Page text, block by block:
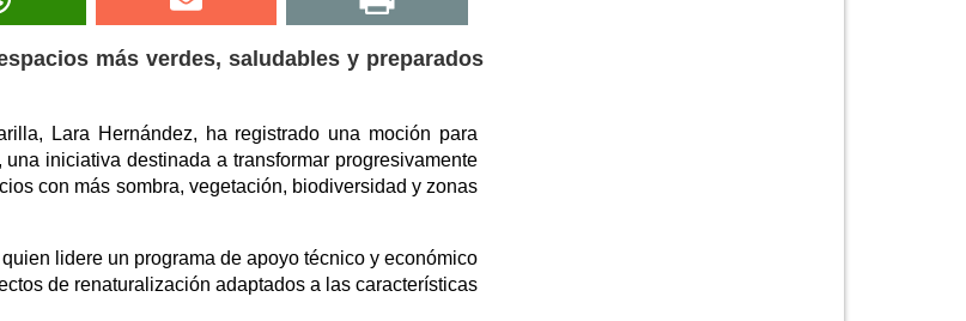
más verdes, saludables y preparados
Lara Hernández, ha registrado una moción para
iniciativa destinada a transformar progresivamente
con más sombra, vegetación, biodiversidad y zonas
lidere un programa de apoyo técnico y económico
de renaturalización adaptados a las características